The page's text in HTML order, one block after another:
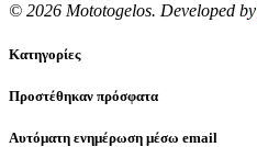
© 2026 Mototogelos. Developed by
Κατηγορίες
Προστέθηκαν πρόσφατα
Αυτόματη ενημέρωση μέσω email